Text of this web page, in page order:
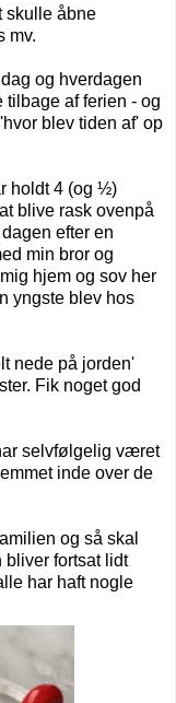
skulle åbne
mv.
og hverdagen
af ferien - og
blev tiden af' op
holdt 4 (og ½)
blive rask ovenpå
efter en
min bror og
hjem og sov her
yngste blev hos
nede på jorden'
Fik noget god
selvfølgelig været
inde over de
og så skal
fortsat lidt
har haft nogle